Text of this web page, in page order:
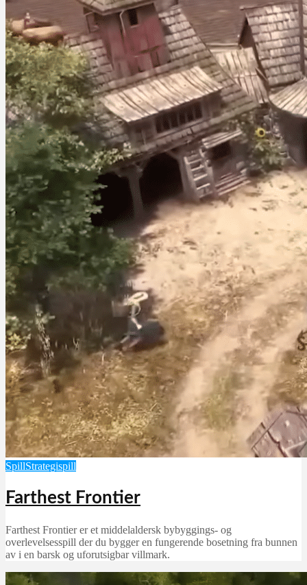
SpillStrategispill
Farthest Frontier
Farthest Frontier er et middelaldersk bybyggings- og
overlevelsesspill der du bygger en fungerende bosetning fra bunnen
av i en barsk og uforutsigbar villmark.